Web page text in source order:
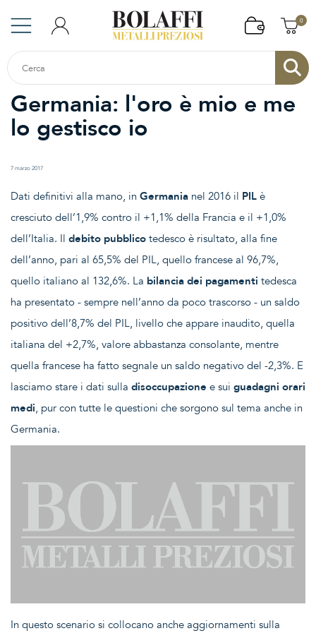
0
Germania: l'oro è mio e me
lo gestisco io
7 marzo 2017
Dati definitivi alla mano, in Germania nel 2016 il PIL è
cresciuto dell’1,9% contro il +1,1% della Francia e il +1,0%
dell’Italia. Il debito pubblico tedesco è risultato, alla fine
dell’anno, pari al 65,5% del PIL, quello francese al 96,7%,
quello italiano al 132,6%. La bilancia dei pagamenti tedesca
ha presentato - sempre nell’anno da poco trascorso - un saldo
positivo dell’8,7% del PIL, livello che appare inaudito, quella
italiana del +2,7%, valore abbastanza consolante, mentre
quella francese ha fatto segnale un saldo negativo del -2,3%. E
lasciamo stare i dati sulla disoccupazione e sui guadagni orari
medi, pur con tutte le questioni che sorgono sul tema anche in
Germania.
In questo scenario si collocano anche aggiornamenti sulla